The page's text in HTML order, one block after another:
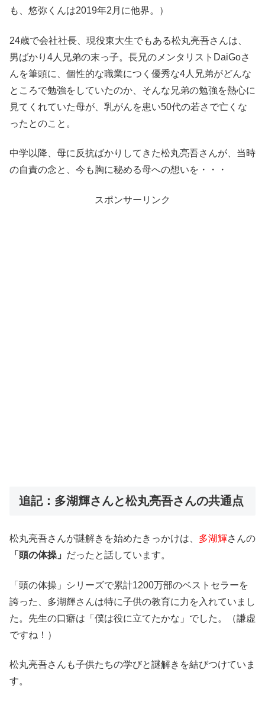
も、悠弥くんは2019年2月に他界。）
24歳で会社社長、現役東大生でもある松丸亮吾さんは、
男ばかり4人兄弟の末っ子。長兄のメンタリストDaiGoさ
んを筆頭に、個性的な職業につく優秀な4人兄弟がどんな
ところで勉強をしていたのか、そんな兄弟の勉強を熱心に
見てくれていた母が、乳がんを患い50代の若さで亡くな
ったとのこと。
中学以降、母に反抗ばかりしてきた松丸亮吾さんが、当時
の自責の念と、今も胸に秘める母への想いを・・・
スポンサーリンク
追記：多湖輝さんと松丸亮吾さんの共通点
松丸亮吾さんが謎解きを始めたきっかけは、 多湖輝さんの
「頭の体操」 だったと話しています。
「頭の体操」シリーズで累計1200万部のベストセラーを
誇った、多湖輝さんは特に子供の教育に力を入れていまし
た。先生の口癖は「僕は役に立てたかな」でした。（謙虚
ですね！）
松丸亮吾さんも子供たちの学びと謎解きを結びつけていま
す。